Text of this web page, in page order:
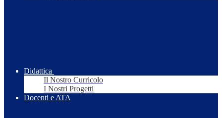
Didattica
Il Nostro Curricolo
I Nostri Progetti
Docenti e ATA